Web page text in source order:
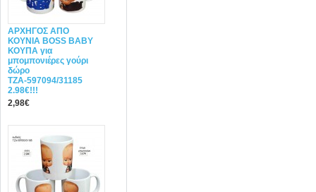
ΑΡΧΗΓΟΣ ΑΠΟ
ΚΟΥΝΙΑ BOSS BABY
ΚΟΥΠΑ για
μπομπονιέρες γούρι
δώρο
ΤΖΑ-597094/31185
2.98€!!!
2,98€